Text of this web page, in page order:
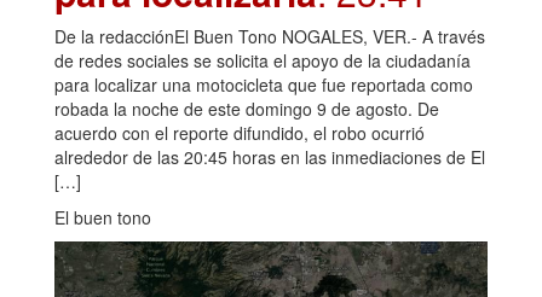
De la redacciónEl Buen Tono NOGALES, VER.- A través
de redes sociales se solicita el apoyo de la ciudadanía
para localizar una motocicleta que fue reportada como
robada la noche de este domingo 9 de agosto. De
acuerdo con el reporte difundido, el robo ocurrió
alrededor de las 20:45 horas en las inmediaciones de El
[…]
El buen tono